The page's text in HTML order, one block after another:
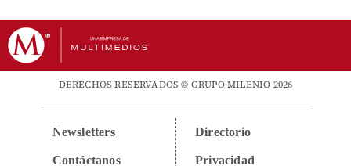
DERECHOS RESERVADOS © GRUPO MILENIO 2026
Newsletters
Contáctanos
Directorio
Privacidad